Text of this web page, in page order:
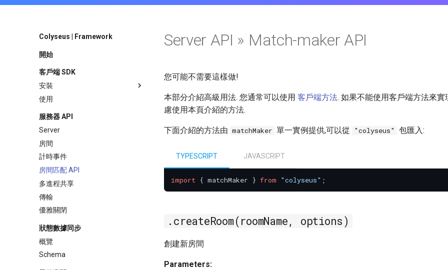
Colyseus | Framework
開始
客戶端 SDK
安裝
使用
服務器 API
Server
房間
計時事件
房間匹配 API
多進程共享
傳輸
優雅關閉
狀態數據同步
概覽
Schema
Server API » Match-maker API
您可能不需要這樣做!
本部分介紹高級用法. 您通常可以使用 客戶端方法. 如果不能使用客戶端方法來實
慮使用本頁介紹的方法.
下面介紹的方法由 matchMaker 單一實例提供,可以從 "colyseus" 包匯入:
TYPESCRIPT
import { matchMaker } from "colyseus"
JAVASCRIPT
.createRoom(roomName, options)
創建新房間
Parameters: